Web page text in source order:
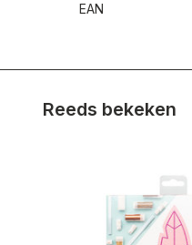
EAN
Reeds bekeken